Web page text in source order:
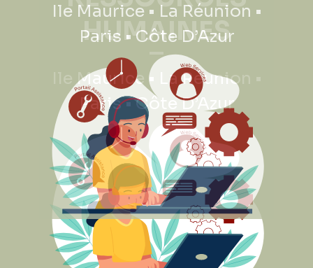
Ile Maurice • La Réunion •
Paris • Côte D’Azur